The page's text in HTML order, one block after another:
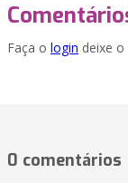
Faça o login deixe
0 comentários